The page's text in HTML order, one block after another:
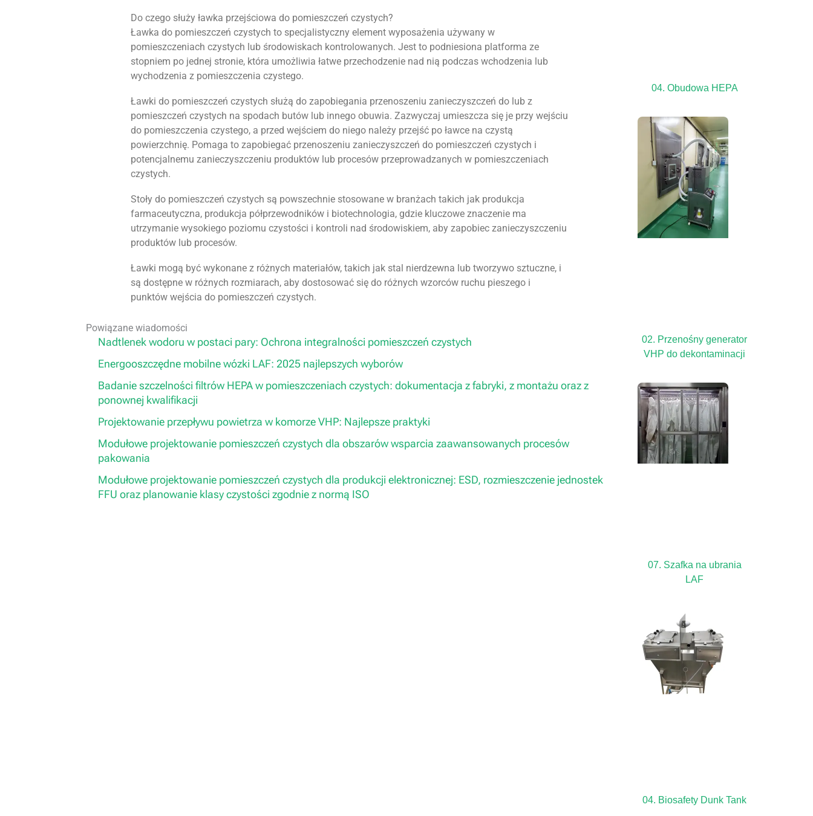
Do czego służy ławka przejściowa do pomieszczeń czystych?
Ławka do pomieszczeń czystych to specjalistyczny element wyposażenia używany w
pomieszczeniach czystych lub środowiskach kontrolowanych. Jest to podniesiona platforma ze
stopniem po jednej stronie, która umożliwia łatwe przechodzenie nad nią podczas wchodzenia lub
wychodzenia z pomieszczenia czystego.
Ławki do pomieszczeń czystych służą do zapobiegania przenoszeniu zanieczyszczeń do lub z
pomieszczeń czystych na spodach butów lub innego obuwia. Zazwyczaj umieszcza się je przy wejściu
do pomieszczenia czystego, a przed wejściem do niego należy przejść po ławce na czystą
powierzchnię. Pomaga to zapobiegać przenoszeniu zanieczyszczeń do pomieszczeń czystych i
potencjalnemu zanieczyszczeniu produktów lub procesów przeprowadzanych w pomieszczeniach
czystych.
Stoły do pomieszczeń czystych są powszechnie stosowane w branżach takich jak produkcja
farmaceutyczna, produkcja półprzewodników i biotechnologia, gdzie kluczowe znaczenie ma
utrzymanie wysokiego poziomu czystości i kontroli nad środowiskiem, aby zapobiec zanieczyszczeniu
produktów lub procesów.
Ławki mogą być wykonane z różnych materiałów, takich jak stal nierdzewna lub tworzywo sztuczne, i
są dostępne w różnych rozmiarach, aby dostosować się do różnych wzorców ruchu pieszego i
punktów wejścia do pomieszczeń czystych.
Powiązane wiadomości
Nadtlenek wodoru w postaci pary: Ochrona integralności pomieszczeń czystych
Energooszczędne mobilne wózki LAF: 2025 najlepszych wyborów
Badanie szczelności filtrów HEPA w pomieszczeniach czystych: dokumentacja z fabryki, z montażu oraz z
ponownej kwalifikacji
Projektowanie przepływu powietrza w komorze VHP: Najlepsze praktyki
Modułowe projektowanie pomieszczeń czystych dla obszarów wsparcia zaawansowanych procesów
pakowania
Modułowe projektowanie pomieszczeń czystych dla produkcji elektronicznej: ESD, rozmieszczenie jednostek
FFU oraz planowanie klasy czystości zgodnie z normą ISO
04. Obudowa HEPA
02. Przenośny generator
VHP do dekontaminacji
07. Szafka na ubrania
LAF
04. Biosafety Dunk Tank